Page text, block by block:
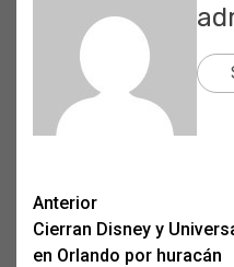
Post
navigation
Anterior
Cierran Disney y
en Orlando por huracán